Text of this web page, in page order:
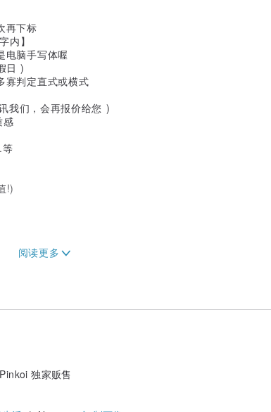
再下标
内】
电脑手写体喔
日 )
寡判定直式或横式
我们，会再报价给您 )
感
!)
怀)
困难度进行报价。
以其他方式作商业用途。
工作天。( 不含假日 )
若提前做好会提前出货，因制作工序繁琐，无法赶急件敬
可接受再下标。
独家贩售